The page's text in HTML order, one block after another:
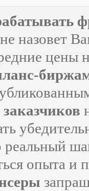
назовет
цены
заказчиков
реальный
опыта и